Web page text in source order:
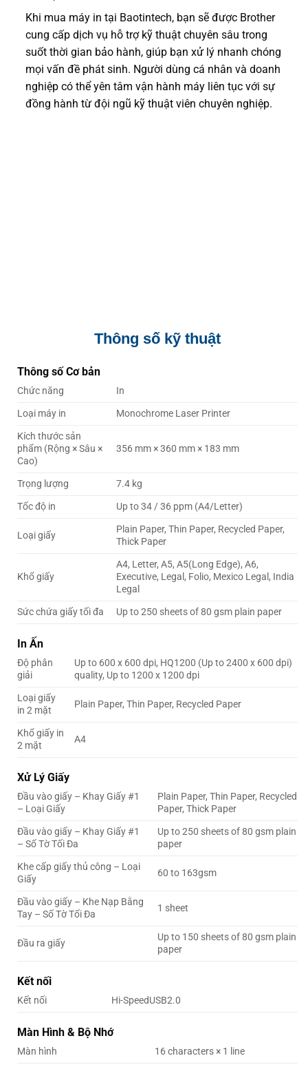
Khi mua máy in tại Baotintech, bạn sẽ được Brother
cung cấp dịch vụ hỗ trợ kỹ thuật chuyên sâu trong
suốt thời gian bảo hành, giúp bạn xử lý nhanh chóng
mọi vấn đề phát sinh. Người dùng cá nhân và doanh
nghiệp có thể yên tâm vận hành máy liên tục với sự
đồng hành từ đội ngũ kỹ thuật viên chuyên nghiệp.
Thông số kỹ thuật
Thông số Cơ bản
Chức năng
In
Loại máy in
Monochrome Laser Printer
Kích thước sản
phẩm (Rộng × Sâu ×
Cao)
356 mm × 360 mm × 183 mm
Trọng lượng
7.4 kg
Tốc độ in
Up to 34 / 36 ppm (A4/Letter)
Loại giấy
Plain Paper, Thin Paper, Recycled Paper,
Thick Paper
Khổ giấy
A4, Letter, A5, A5(Long Edge), A6,
Executive, Legal, Folio, Mexico Legal, India
Legal
Sức chứa giấy tối đa
Up to 250 sheets of 80 gsm plain paper
In Ấn
Độ phân
giải
Up to 600 x 600 dpi, HQ1200 (Up to 2400 x 600 dpi)
quality, Up to 1200 x 1200 dpi
Loại giấy
in 2 mặt
Plain Paper, Thin Paper, Recycled Paper
Khổ giấy in
2 mặt
A4
Xử Lý Giấy
Đầu vào giấy – Khay Giấy #1
– Loại Giấy
Plain Paper, Thin Paper, Recycled
Paper, Thick Paper
Đầu vào giấy – Khay Giấy #1
– Số Tờ Tối Đa
Up to 250 sheets of 80 gsm plain
paper
Khe cấp giấy thủ công – Loại
Giấy
60 to 163gsm
Đầu vào giấy – Khe Nạp Bằng
Tay – Số Tờ Tối Đa
1 sheet
Đầu ra giấy
Up to 150 sheets of 80 gsm plain
paper
Kết nối
Kết nối Hi-SpeedUSB2.0
Màn Hình & Bộ Nhớ
Màn hình
16 characters × 1 line